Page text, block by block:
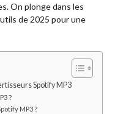
On plonge dans les
de 2025 pour une
Spotify MP3
?
MP3 ?